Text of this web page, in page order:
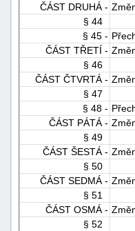
ČÁST DRUHÁ -
§ 44
§ 45 -
ČÁST TŘETÍ -
§ 46
ČÁST ČTVRTÁ -
§ 47
§ 48 -
ČÁST PÁTÁ -
§ 49
ČÁST ŠESTÁ -
§ 50
ČÁST SEDMÁ -
§ 51
ČÁST OSMÁ -
§ 52